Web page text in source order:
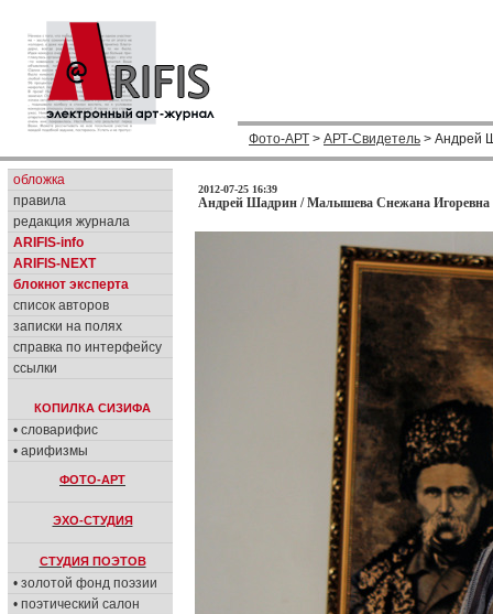
Фото-АРТ > АРТ-Свидетель > Андрей
обложка
правила
редакция журнала
ARIFIS-info
ARIFIS-NEXT
блокнот эксперта
список авторов
записки на полях
справка по интерфейсу
ссылки
КОПИЛКА СИЗИФА
• словарифис
• арифизмы
ФОТО-АРТ
ЭХО-СТУДИЯ
СТУДИЯ ПОЭТОВ
• золотой фонд поэзии
• поэтический салон
2012-07-25 16:39
Андрей Шадрин / Малышева Снежана Игоревна